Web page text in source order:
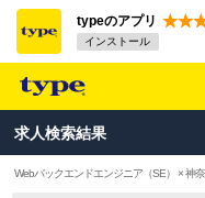
typeのアプリ
インストール
求人検索結果
Webバックエンドエンジニア（SE） × 神